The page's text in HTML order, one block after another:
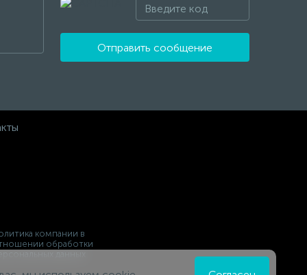
Отправить сообщение
компании в
обработки